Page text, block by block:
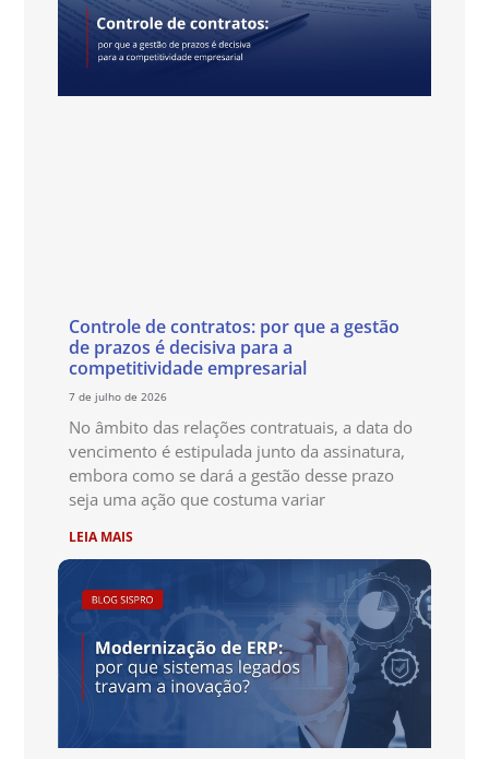
Controle de contratos: por que a gestão
de prazos é decisiva para a
competitividade empresarial
7 de julho de 2026
No âmbito das relações contratuais, a data do
vencimento é estipulada junto da assinatura,
embora como se dará a gestão desse prazo
seja uma ação que costuma variar
LEIA MAIS